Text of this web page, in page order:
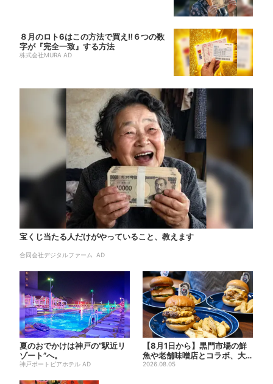
８月のロト6はこの方法で買え!!６つの数
字が『完全一致』する方法
株式会社MURA AD
宝くじ当たる人だけがやっていること、教えます
合同会社デジタルファーム AD
夏のおでかけは神戸の”駅近リ
ゾート”へ。
神戸ポートピアホテル AD
【8月1日から】黒門市場の鮮
魚や老舗味噌店とコラボ、大
阪・なんばのホテルで“地域...
2026.08.05